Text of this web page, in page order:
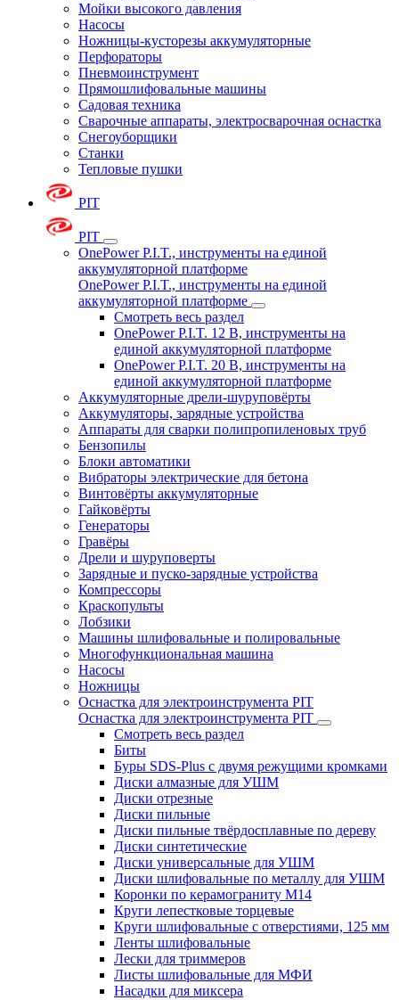
Мойки высокого давления
Насосы
Ножницы-кусторезы аккумуляторные
Перфораторы
Пневмоинструмент
Прямошлифовальные машины
Садовая техника
Сварочные аппараты, электросварочная оснастка
Снегоуборщики
Станки
Тепловые пушки
PIT
PIT
OnePower P.I.T., инструменты на единой
аккумуляторной платформе
OnePower P.I.T., инструменты на единой
аккумуляторной платформе
Смотреть весь раздел
OnePower P.I.T. 12 В, инструменты на
единой аккумуляторной платформе
OnePower P.I.T. 20 В, инструменты на
единой аккумуляторной платформе
Аккумуляторные дрели-шуруповёрты
Аккумуляторы, зарядные устройства
Аппараты для сварки полипропиленовых труб
Бензопилы
Блоки автоматики
Вибраторы электрические для бетона
Винтовёрты аккумуляторные
Гайковёрты
Генераторы
Гравёры
Дрели и шуруповерты
Зарядные и пуско-зарядные устройства
Компрессоры
Краскопульты
Лобзики
Машины шлифовальные и полировальные
Многофункциональная машина
Насосы
Ножницы
Оснастка для электроинструмента PIT
Оснастка для электроинструмента PIT
Смотреть весь раздел
Биты
Буры SDS-Plus c двумя режущими кромками
Диски алмазные для УШМ
Диски отрезные
Диски пильные
Диски пильные твёрдосплавные по дереву
Диски синтетические
Диски универсальные для УШМ
Диски шлифовальные по металлу для УШМ
Коронки по керамограниту M14
Круги лепестковые торцевые
Круги шлифовальные с отверстиями, 125 мм
Ленты шлифовальные
Лески для триммеров
Листы шлифовальные для МФИ
Насадки для миксера